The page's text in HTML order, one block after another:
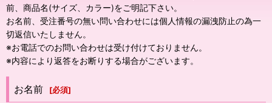
前、商品名(サイズ、カラー)をご明記下さい。
お名前、受注番号の無い問い合わせには個人情報の漏洩防止の為一
切返信いたしません。
※お電話でのお問い合わせは受け付けておりません。
※内容により返答をお断りする場合がございます。
お名前 [必須]